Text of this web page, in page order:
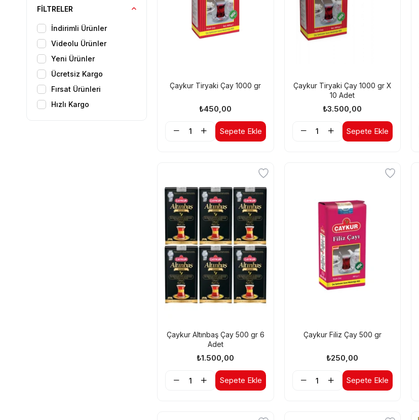
Meyve Suyu
Glutensiz Ürün
Gıda Takviyeleri
Gurme ve Organik Ürünler
FILTRELER
İndirimli Ürünler
Videolu Ürünler
Yeni Ürünler
Ücretsiz Kargo
Fırsat Ürünleri
Hızlı Kargo
Çaykur Tiryaki Çay 1000 gr
₺450,00
Sepete Ekle
Çaykur Tiryaki Çay 1000 gr X
10 Adet
₺3.500,00
Sepete Ekle
Çaykur Altınbaş Çay 500 gr 6
Adet
₺1.500,00
Sepete Ekle
Çaykur Filiz Çay 500 gr
₺250,00
Sepete Ekle